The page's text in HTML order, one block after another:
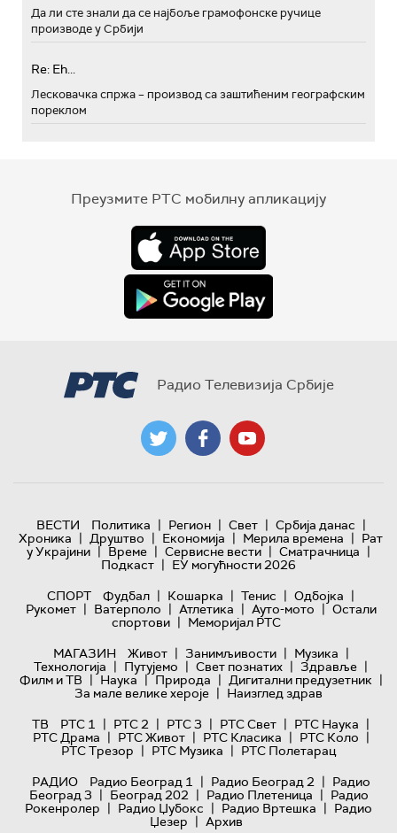
Да ли сте знали да се најбоље грамофонске ручице
производе у Србији
Re: Eh...
Лесковачка спржа – производ са заштићеним географским
пореклом
Преузмите РТС мобилну апликацију
Радио Телевизија Србије
ВЕСТИ Политика | Регион | Свет | Србија данас |
Хроника | Друштво | Економија | Мерила времена | Рат
у Украјини | Време | Сервисне вести | Сматрачница |
Подкаст | ЕУ могућности 2026
СПОРТ
Фудбал | Кошарка | Тенис | Одбојка |
Рукомет | Ватерполо | Атлетика | Ауто-мото | Остали
спортови | Меморијал РТС
МАГАЗИН
Живот | Занимљивости | Музика |
Технологијa | Путујемо | Свет познатих | Здравље |
Филм и ТВ | Наука | Природа | Дигитални предузетник |
За мале велике хероје | Наизглед здрав
ТВ
РТС 1 | РТС 2 | РТС 3 | РТС Свет | РТС Наука |
РТС Драма | РТС Живот | РТС Класика | РТС Коло |
РТС Трезор | РТС Музика | РТС Полетарац
РАДИО
Радио Београд 1 | Радио Београд 2 | Радио
Београд 3 | Београд 202 | Радио Плетеница | Радио
Рокенролер | Радио Џубокс | Радио Вртешка | Радио
Џезер | Архив